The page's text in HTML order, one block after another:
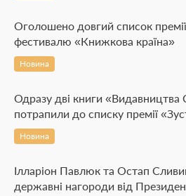
Оголошено довгий список
фестивалю «Книжкова країна»
Новина
Одразу дві книги «Видавництва
потрапили до списку премії
Новина
Ілларіон Павлюк та Остап
державні нагороди від